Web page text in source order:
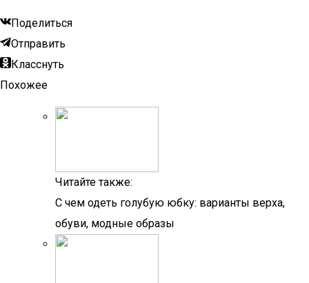
Поделиться
Отправить
Класснуть
Похожее
Читайте также:
С чем одеть голубую юбку: варианты верха,
обуви, модные образы